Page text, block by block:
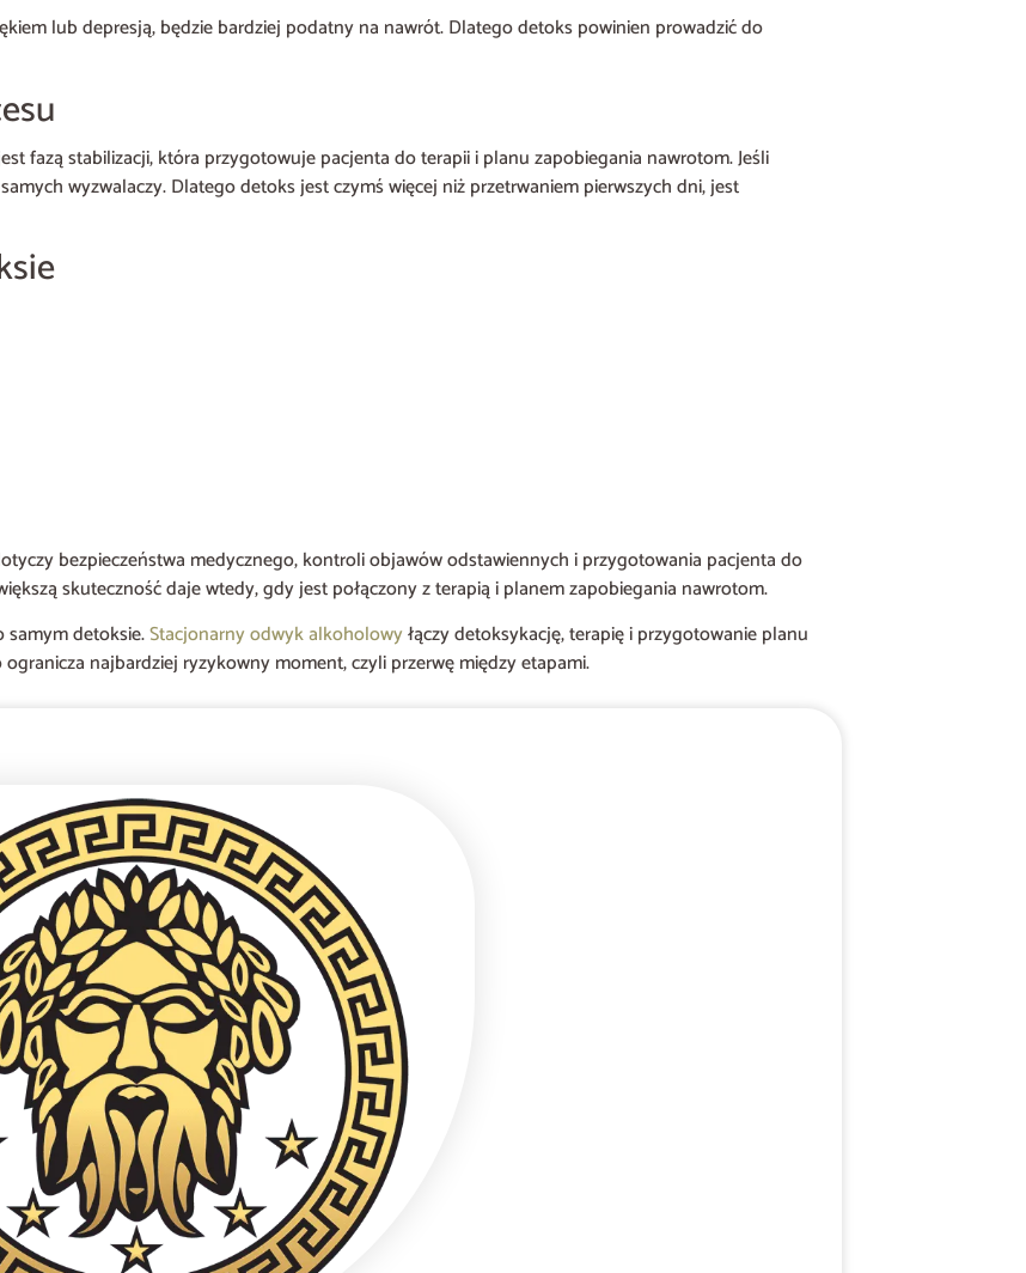
lub depresją, będzie bardziej podatny na nawrót. Dlatego detoks powinien prowadzić do
fazą stabilizacji, która przygotowuje pacjenta do terapii i planu zapobiegania nawrotom. Jeśli
wyzwalaczy. Dlatego detoks jest czymś więcej niż przetrwaniem pierwszych dni, jest
bezpieczeństwa medycznego, kontroli objawów odstawiennych i przygotowania pacjenta do
skuteczność daje wtedy, gdy jest połączony z terapią i planem zapobiegania nawrotom.
samym detoksie.Stacjonarny odwyk alkoholowyłączy detoksykację, terapię i przygotowanie planu
najbardziej ryzykowny moment, czyli przerwę między etapami.